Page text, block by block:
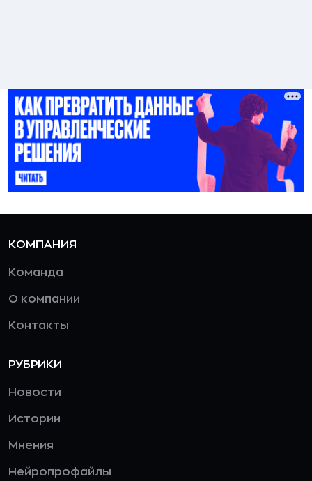
КОМПАНИЯ
Команда
О компании
Контакты
РУБРИКИ
Новости
Истории
Мнения
Нейропрофайлы